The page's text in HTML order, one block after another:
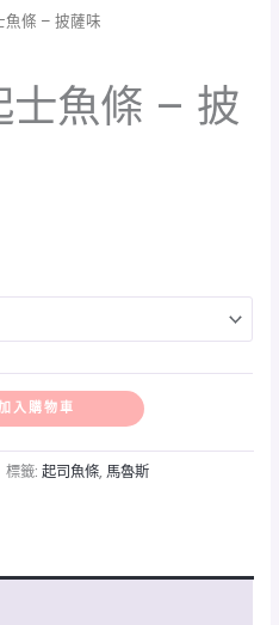
魚條 – 披薩味
士魚條 – 披
入購物車
標籤:起司魚條, 馬魯斯